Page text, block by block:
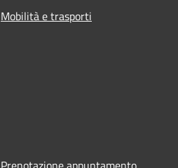
Mobilità e trasporti